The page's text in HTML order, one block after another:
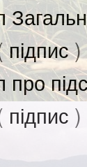
підпис)
про
підпис )